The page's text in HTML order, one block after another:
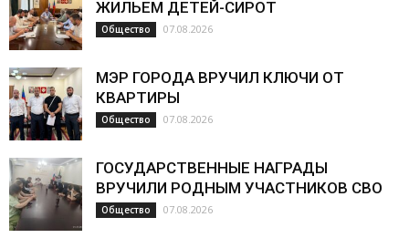
ЖИЛЬЕМ ДЕТЕЙ-СИРОТ
Общество 07.08.2026
МЭР ГОРОДА ВРУЧИЛ КЛЮЧИ ОТ
КВАРТИРЫ
Общество 07.08.2026
ГОСУДАРСТВЕННЫЕ НАГРАДЫ
ВРУЧИЛИ РОДНЫМ УЧАСТНИКОВ СВО
Общество 07.08.2026